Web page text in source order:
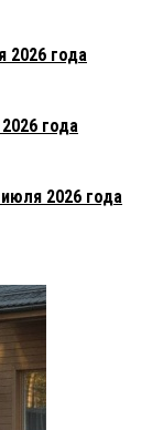
2026 года
года
2026 года